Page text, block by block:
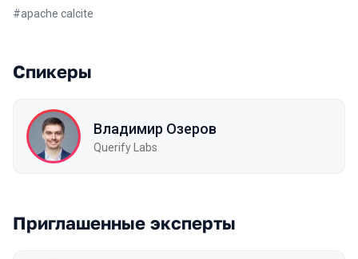
#apache calcite
Спикеры
Владимир Озеров
Querify Labs
Приглашенные эксперты